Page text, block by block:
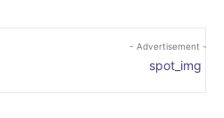
- Advertisement -